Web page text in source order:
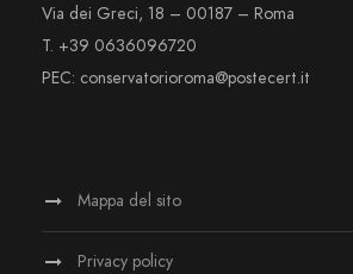
Via dei Greci, 18 – 00187 – Roma
T. +39 0636096720
PEC: conservatorioroma@postecert.it
Mappa del sito
Privacy policy